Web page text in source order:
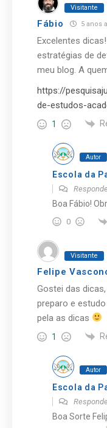
Visitante
Fábio 5 anos
Excelentes
estratégias de
meu blog. A
https://
de-estudos-
1
Autor
Escola da
Boa Fábio!
0
Visitante
Felipe
Gostei das
preparo e
pela as dicas
1
Autor
Escola da
Boa Sorte